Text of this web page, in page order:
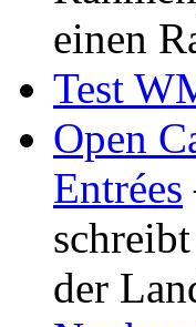
einen
Test
Open
Entrées
der